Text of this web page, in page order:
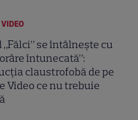
„Fălci” se întâlnește cu
întunecată”:
claustrofobă de pe
Video ce nu trebuie